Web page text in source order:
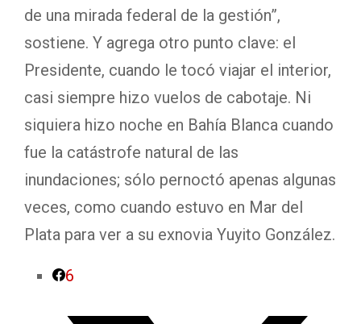
de una mirada federal de la gestión”,
sostiene. Y agrega otro punto clave: el
Presidente, cuando le tocó viajar el interior,
casi siempre hizo vuelos de cabotaje. Ni
siquiera hizo noche en Bahía Blanca cuando
fue la catástrofe natural de las
inundaciones; sólo pernoctó apenas algunas
veces, como cuando estuvo en Mar del
Plata para ver a su exnovia Yuyito González.
6